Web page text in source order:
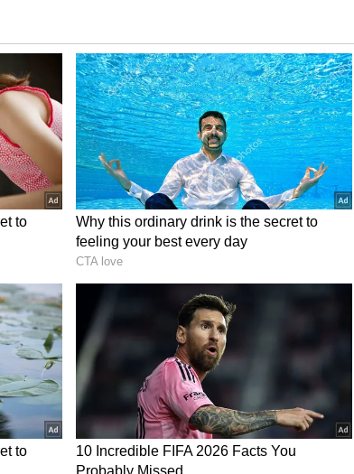
ಸಮಸ್ಯೆಗಳು ಎಂದರಲ್ಲದೆ, ಪ್ರಕರಣದ ಕುರಿತು
ಆದರೆ. ನಿಮ್ಮ ಅರ್ಜಿ ವಿಚಾರಣೆಗೆ ಬಂದ ದಿನದಂದು
ಪರ ವಕೀಲರಿಗೆ ಮೌಖಿಕವಾಗಿ ಸೂಚಿಸಿದರು.
ಕಾರಾಗೃಹದಲ್ಲಿ ಗನ್‌, ಗಾಂಜಾ ಮತ್ತು ಬುಲೆಟ್‌
ನಡೆಸುವಂತೆ ವಿಚಾರಣೆಗೆ ಹಾಜರಿದ್ದ ರಾಜ್ಯ ಸರ್ಕಾರಿ
ಜೊತೆಗೆ, ಸಿರಾಜುದ್ದಿನ್‌ ಅಹ್ಮದ್‌ ವಕಾಲತ್ತು ವಹಿಸಿರುವ
ಆದೇಶಿಸಿದರು.